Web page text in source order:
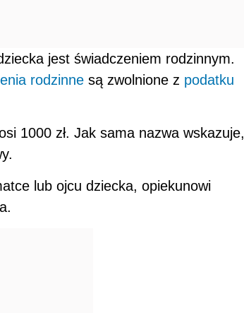
jest świadczeniem rodzinnym.
rodzinne są zwolnione z podatku
1000 zł. Jak sama nazwa wskazuje,
lub ojcu dziecka, opiekunowi